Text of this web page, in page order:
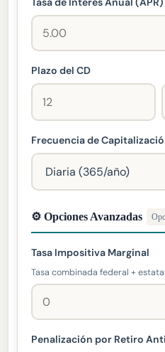
Plazo del CD
Frecuencia de
⚙ Opciones Avanzadas
Tasa Impositiva Marginal
Tasa combinada federal + estatal
Penalización por Retiro